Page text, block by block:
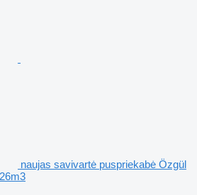
naujas savivartė puspriekabė Özgül